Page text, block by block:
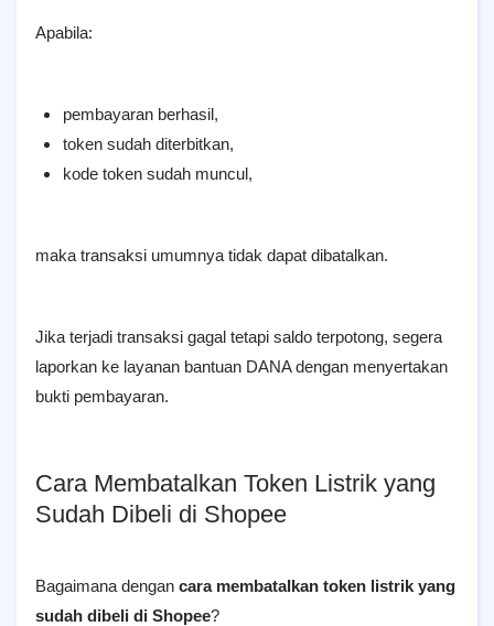
Apabila:
pembayaran berhasil,
token sudah diterbitkan,
kode token sudah muncul,
maka transaksi umumnya tidak dapat dibatalkan.
Jika terjadi transaksi gagal tetapi saldo terpotong, segera
laporkan ke layanan bantuan DANA dengan menyertakan
bukti pembayaran.
Cara Membatalkan Token Listrik yang
Sudah Dibeli di Shopee
Bagaimana dengan cara membatalkan token listrik yang
sudah dibeli di Shopee?